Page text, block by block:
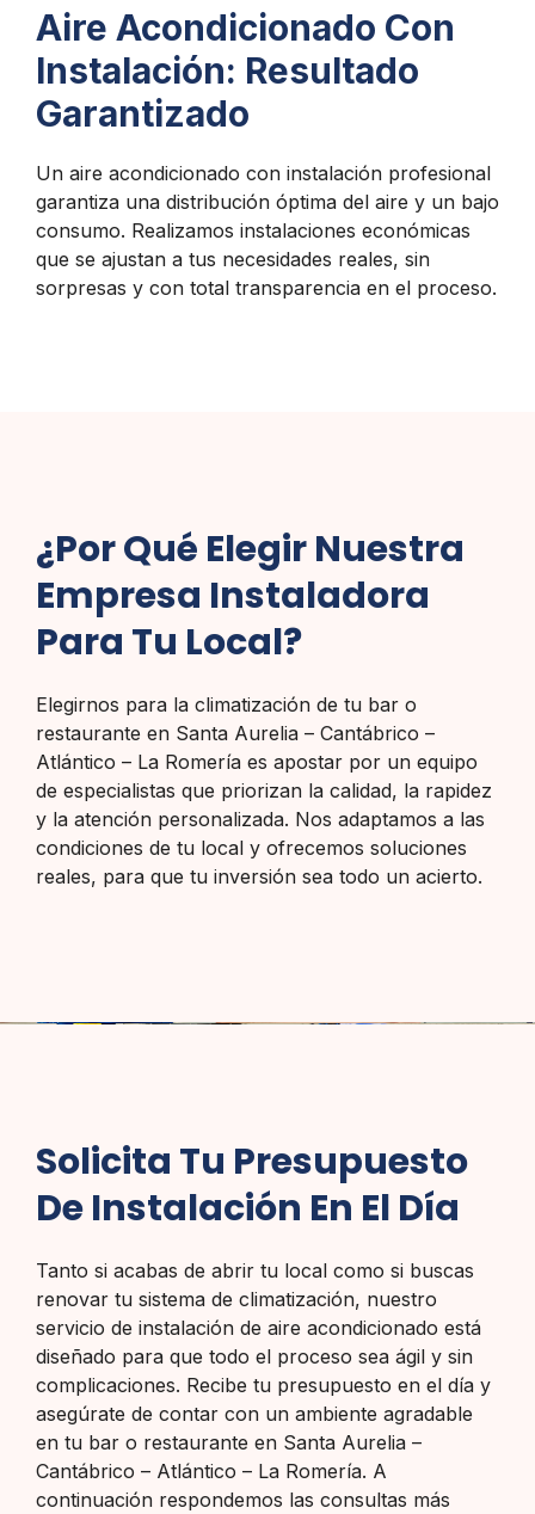
Aire Acondicionado Con
Instalación: Resultado
Garantizado
Un aire acondicionado con instalación profesional
garantiza una distribución óptima del aire y un bajo
consumo. Realizamos instalaciones económicas
que se ajustan a tus necesidades reales, sin
sorpresas y con total transparencia en el proceso.
¿Por Qué Elegir Nuestra
Empresa Instaladora
Para Tu Local?
Elegirnos para la climatización de tu bar o
restaurante en Santa Aurelia – Cantábrico –
Atlántico – La Romería es apostar por un equipo
de especialistas que priorizan la calidad, la rapidez
y la atención personalizada. Nos adaptamos a las
condiciones de tu local y ofrecemos soluciones
reales, para que tu inversión sea todo un acierto.
Solicita Tu Presupuesto
De Instalación En El Día
Tanto si acabas de abrir tu local como si buscas
renovar tu sistema de climatización, nuestro
servicio de instalación de aire acondicionado está
diseñado para que todo el proceso sea ágil y sin
complicaciones. Recibe tu presupuesto en el día y
asegúrate de contar con un ambiente agradable
en tu bar o restaurante en Santa Aurelia –
Cantábrico – Atlántico – La Romería. A
continuación respondemos las consultas más